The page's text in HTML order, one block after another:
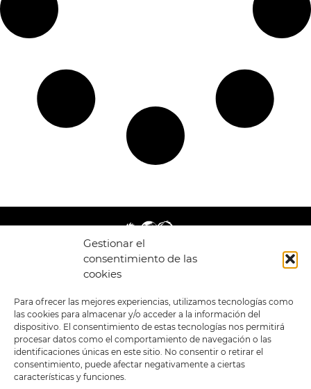
Gestionar el
consentimiento de las
cookies
Para ofrecer las mejores experiencias, utilizamos tecnologías como
las cookies para almacenar y/o acceder a la información del
dispositivo. El consentimiento de estas tecnologías nos permitirá
procesar datos como el comportamiento de navegación o las
identificaciones únicas en este sitio. No consentir o retirar el
consentimiento, puede afectar negativamente a ciertas
características y funciones.
LEGAL
POLÍTICA DE
PRIVACIDAD
TÉRMINOS Y
CONDICIONES
GENERALES DE LA
POLÍTICA DE COOKIES
ENLACES
TIENDA
ESTILOS
FORMATOS
PREVENTAS
OFERTAS
MERCHANDISING